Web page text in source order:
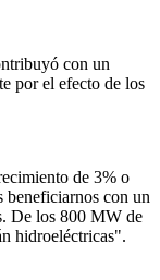
con un
por el efecto de los
de 3% o
beneficiarnos con un
De los 800 MW de
hidroeléctricas".